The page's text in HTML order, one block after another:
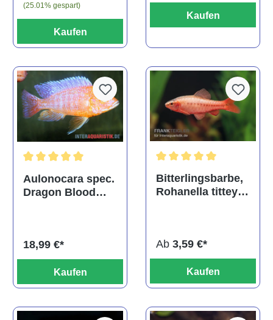
(25.01% gespart)
Kaufen
Kaufen
Durchschnittliche Bewertung von 5 von 5 Sternen
Aulonocara spec.
Dragon Blood
18,99 €*
Kaufen
Bitterlingsbarbe,
Rohanella titteya,
Ab 3,59 €*
Kaufen